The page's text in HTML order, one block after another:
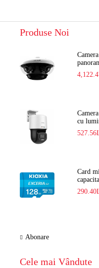
Produse Noi
Navaio
cu
DS-
Card
Abonare
Cele mai Vândute